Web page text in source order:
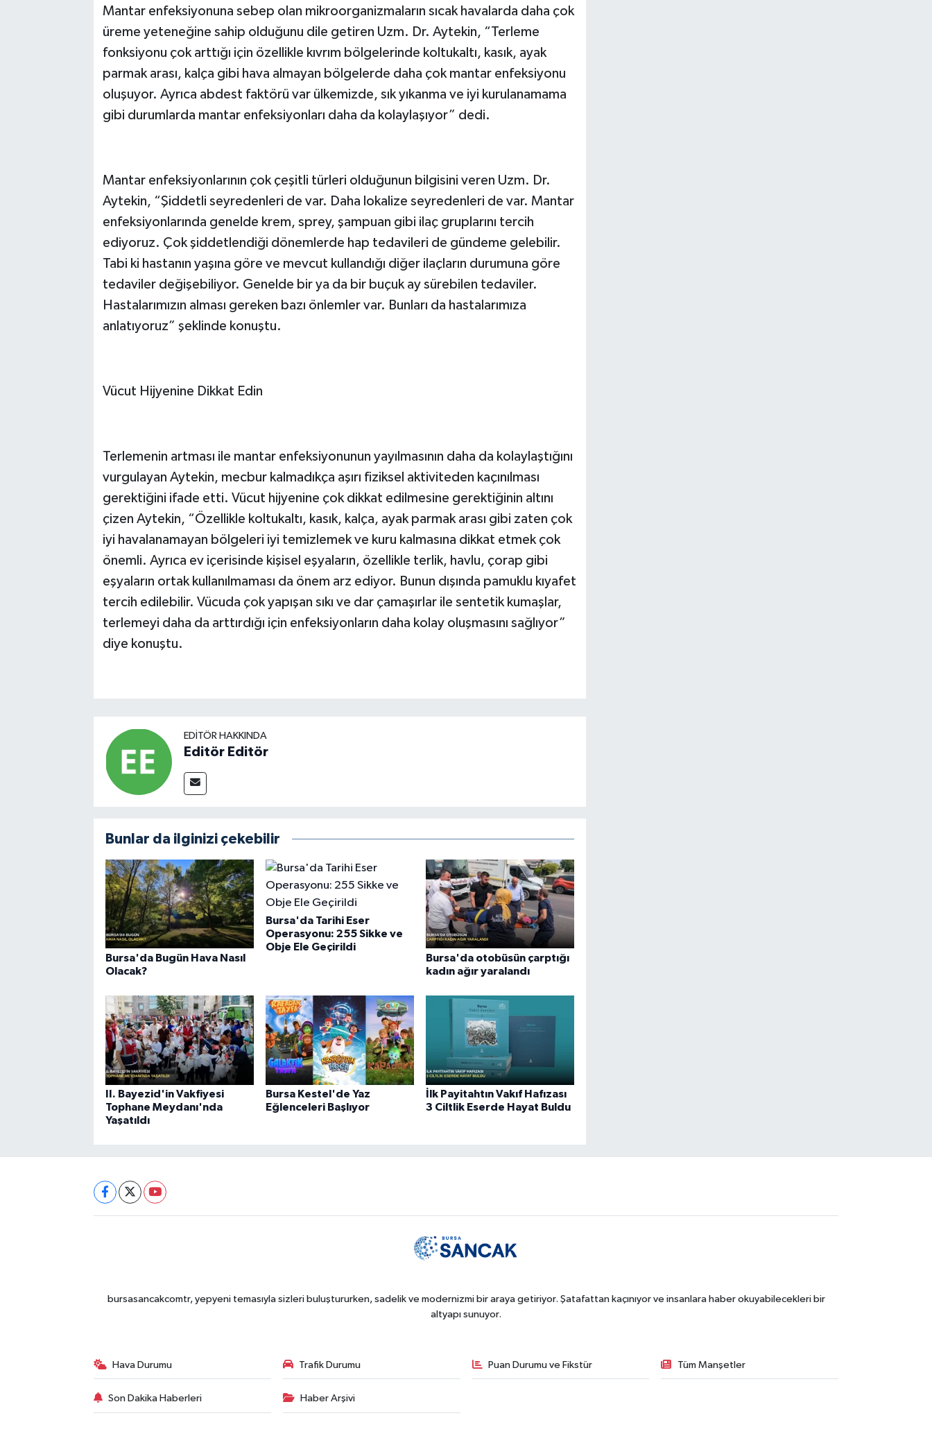
Mantar enfeksiyonuna sebep olan mikroorganizmaların sıcak havalarda daha çok
üreme yeteneğine sahip olduğunu dile getiren Uzm. Dr. Aytekin, “Terleme
fonksiyonu çok arttığı için özellikle kıvrım bölgelerinde koltukaltı, kasık, ayak
parmak arası, kalça gibi hava almayan bölgelerde daha çok mantar enfeksiyonu
oluşuyor. Ayrıca abdest faktörü var ülkemizde, sık yıkanma ve iyi kurulanamama
gibi durumlarda mantar enfeksiyonları daha da kolaylaşıyor” dedi.
Mantar enfeksiyonlarının çok çeşitli türleri olduğunun bilgisini veren Uzm. Dr.
Aytekin, “Şiddetli seyredenleri de var. Daha lokalize seyredenleri de var. Mantar
enfeksiyonlarında genelde krem, sprey, şampuan gibi ilaç gruplarını tercih
ediyoruz. Çok şiddetlendiği dönemlerde hap tedavileri de gündeme gelebilir.
Tabi ki hastanın yaşına göre ve mevcut kullandığı diğer ilaçların durumuna göre
tedaviler değişebiliyor. Genelde bir ya da bir buçuk ay sürebilen tedaviler.
Hastalarımızın alması gereken bazı önlemler var. Bunları da hastalarımıza
anlatıyoruz” şeklinde konuştu.
Vücut Hijyenine Dikkat Edin
Terlemenin artması ile mantar enfeksiyonunun yayılmasının daha da kolaylaştığını
vurgulayan Aytekin, mecbur kalmadıkça aşırı fiziksel aktiviteden kaçınılması
gerektiğini ifade etti. Vücut hijyenine çok dikkat edilmesine gerektiğinin altını
çizen Aytekin, “Özellikle koltukaltı, kasık, kalça, ayak parmak arası gibi zaten çok
iyi havalanamayan bölgeleri iyi temizlemek ve kuru kalmasına dikkat etmek çok
önemli. Ayrıca ev içerisinde kişisel eşyaların, özellikle terlik, havlu, çorap gibi
eşyaların ortak kullanılmaması da önem arz ediyor. Bunun dışında pamuklu kıyafet
tercih edilebilir. Vücuda çok yapışan sıkı ve dar çamaşırlar ile sentetik kumaşlar,
terlemeyi daha da arttırdığı için enfeksiyonların daha kolay oluşmasını sağlıyor”
diye konuştu.
EDITÖR HAKKINDA
Editör Editör
Bunlar da ilginizi çekebilir
Bursa'da Bugün Hava Nasıl
Olacak?
Bursa'da Tarihi Eser
Operasyonu: 255 Sikke ve
Obje Ele Geçirildi
Bursa'da otobüsün çarptığı
kadın ağır yaralandı
II. Bayezid'in Vakfiyesi
Tophane Meydanı'nda
Yaşatıldı
Bursa Kestel'de Yaz
Eğlenceleri Başlıyor
İlk Payitahtın Vakıf Hafızası
3 Ciltlik Eserde Hayat Buldu
bursasancakcomtr, yepyeni temasıyla sizleri buluştururken, sadelik ve modernizmi bir araya getiriyor. Şatafattan kaçınıyor ve insanlara haber okuyabilecekleri bir
altyapı sunuyor.
Hava Durumu Trafik Durumu Puan Durumu ve Fikstür Tüm Manşetler
Son Dakika Haberleri Haber Arşivi